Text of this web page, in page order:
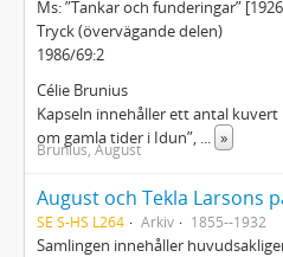
Ms: ”Tankar och funderingar”
Tryck (övervägande delen)
1986/69:2
Célie Brunius
Kapseln innehåller ett antal
om gamla tider i Idun”, ... »
Brunius, August
August och Tekla Larsons
SE S-HS L264 Arkiv 1855--1932
Samlingen innehåller